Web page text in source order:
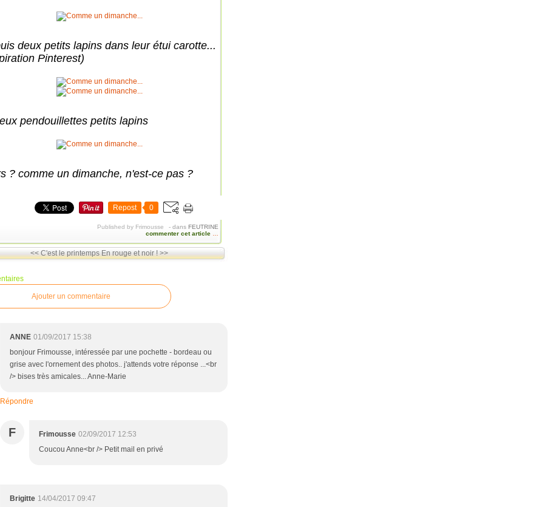
deux petits lapins dans leur étui carotte...
Pinterest)
pendouillettes petits lapins
? comme un dimanche, n'est-ce pas ?
Repost 0
Published by Frimousse - dans FEUTRINE
commenter cet article
<< C'est le printemps En rouge et noir ! >>
Ajouter un commentaire
ANNE 01/09/2017 15:38
bonjour Frimousse, intéressée par une pochette - bordeau ou
grise avec l'ornement des photos.. j'attends votre réponse ...<br
/> bises très amicales... Anne-Marie
Répondre
F Frimousse 02/09/2017 12:53
Coucou Anne<br /> Petit mail en privé
Brigitte 14/04/2017 09:47